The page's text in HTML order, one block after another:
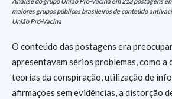
maiores grupos públicos brasileiros de conteúdo
União Pró-Vacina
O conteúdo das postagens era
apresentavam sérios problemas, como a
teorias da conspiração, utilização de
afirmações sem evidências, a distorção